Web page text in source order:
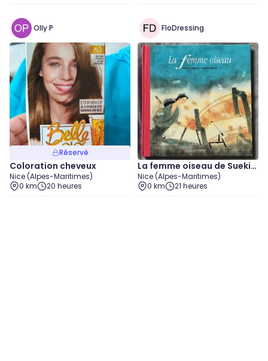
Olly P
Réservé
Coloration cheveux
Nice (Alpes-Maritimes)
0 km
20 heures
FloDressing
La femme oiseau de Suekic
hi Akaba, Sumiko Yagawa,
Colette Dieny
Nice (Alpes-Maritimes)
0 km
21 heures